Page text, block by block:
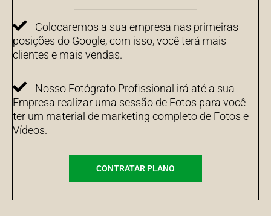
Colocaremos a sua empresa nas primeiras
posições do Google, com isso, você terá mais
clientes e mais vendas.
Nosso Fotógrafo Profissional irá até a sua
Empresa realizar uma sessão de Fotos para você
ter um material de marketing completo de Fotos e
Vídeos.
CONTRATAR PLANO